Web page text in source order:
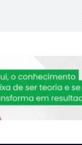
S do Comércio